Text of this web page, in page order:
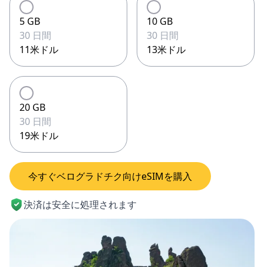
5 GB
30 日間
11米ドル
10 GB
30 日間
13米ドル
20 GB
30 日間
19米ドル
今すぐベログラドチク向けeSIMを購入
決済は安全に処理されます